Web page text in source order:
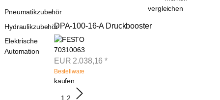
vergleichen
DPA-100-16-A Druckbooster
70310063
EUR 2.038,16 *
Bestellware
kaufen
1 2
Pneumatikzubehör
Hydraulikzubehör
Elektrische
Automation